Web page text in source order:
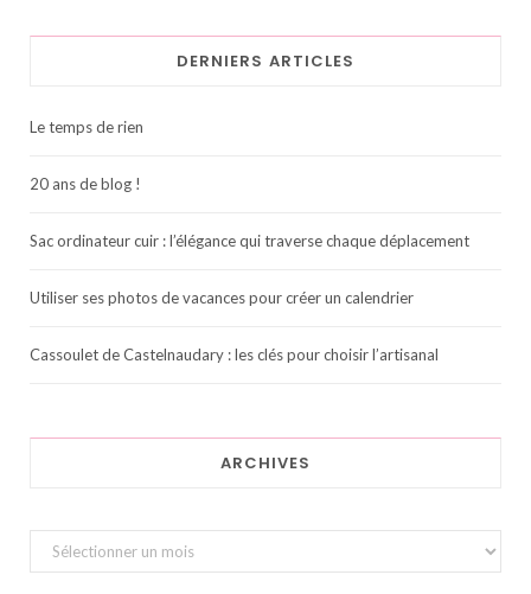
DERNIERS ARTICLES
Le temps de rien
20 ans de blog !
Sac ordinateur cuir : l’élégance qui traverse chaque déplacement
Utiliser ses photos de vacances pour créer un calendrier
Cassoulet de Castelnaudary : les clés pour choisir l’artisanal
ARCHIVES
Archives